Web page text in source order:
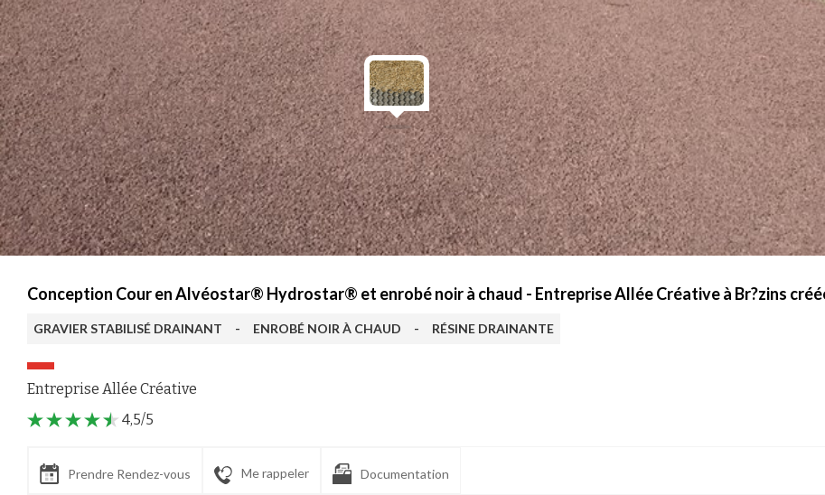
Conception Cour en Alvéostar® Hydrostar® et enrobé noir à chaud - Entreprise Allée Créative à Br?zins
GRAVIER STABILISÉ DRAINANT - ENROBÉ NOIR À CHAUD - RÉSINE DRAINANTE
Entreprise Allée Créative
4,5/5
Prendre Rendez-vous Me rappeler Documentation